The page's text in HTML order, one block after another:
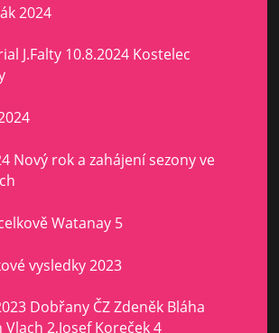
2024
J.Falty 10.8.2024 Kostelec
Nový rok a zahájení sezony ve
Watanay 5
vysledky 2023
Dobřany ČZ Zdeněk Bláha
Vlach 2,Josef Koreček 4